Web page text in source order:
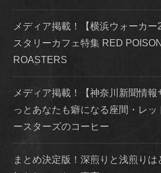
メディア掲載！【横浜ウォーカ
スタリーカフェ特集 RED
ROASTERS
メディア掲載！【神奈川新聞情
っとあなたも癖になる座間・レッ
ースターズのコーヒー
まとめ決定版！深煎りと浅煎りは